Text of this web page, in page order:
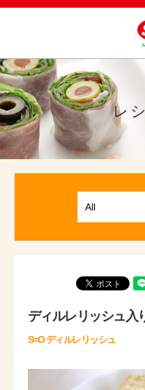
レ
ディルレリッシュ入
S=O ディルレリッシュ